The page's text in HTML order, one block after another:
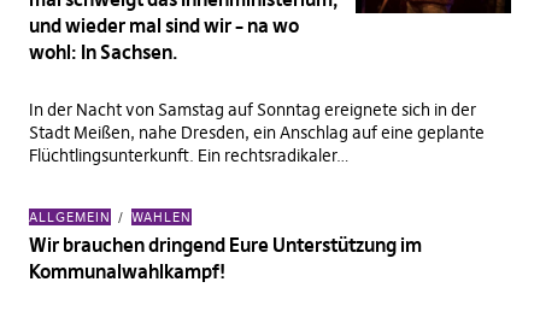
und wieder mal sind wir – na wo
wohl: In Sachsen.
In der Nacht von Samstag auf Sonntag ereignete sich in der
Stadt Meißen, nahe Dresden, ein Anschlag auf eine geplante
Flüchtlingsunterkunft. Ein rechtsradikaler…
ALLGEMEIN WAHLEN
Wir brauchen dringend Eure Unterstützung im
Kommunalwahlkampf!